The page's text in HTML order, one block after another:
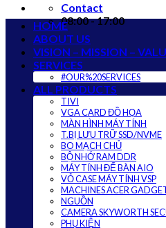
Contact
08:00 - 17:00
HOME
ABOUT US
VISION – MISSION –
SERVICES
#OUR%20SERVICES
ALL PRODUCTS
TIVI
VGA CARD ĐỒ HỌA
MÀN HÌNH MÁY TÍNH
T.BỊ LƯU TRỮ SSD/NVME
BO MẠCH CHỦ
BỘ NHỚ RAM DDR
MÁY TÍNH ĐỂ BÀN AIO
VỎ CASE MÁY TÍNH VSP
MACHINES ACER
NGUỒN
CAMERA SKYWORTH
PHỤ KIỆN